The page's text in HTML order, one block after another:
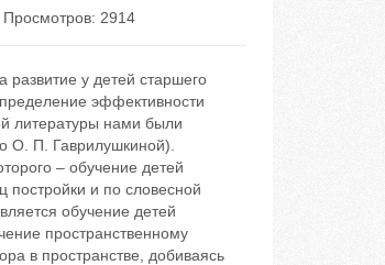
Просмотров: 2914
у детей старшего
эффективности
литературы нами были
О. П. Гаврилушкиной).
– обучение детей
и по словесной
обучение детей
пространственному
в пространстве, добиваясь